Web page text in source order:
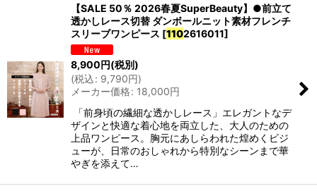
【SALE 50％ 2026春夏SuperBeauty】●前立て
透かしレース切替 ダンボールニット素材フレンチ
スリーブワンピース [1102616011]
8,900円(税別)
(税込: 9,790円)
メーカー価格: 18,000円
「前身頃の繊細な透かしレース」エレガントなデ
ザインと快適な着心地を両立した、大人のための
上品ワンピース。胸元にあしらわれた煌めくビジ
ューが、日常のおしゃれから特別なシーンまで華
やぎを添えて…